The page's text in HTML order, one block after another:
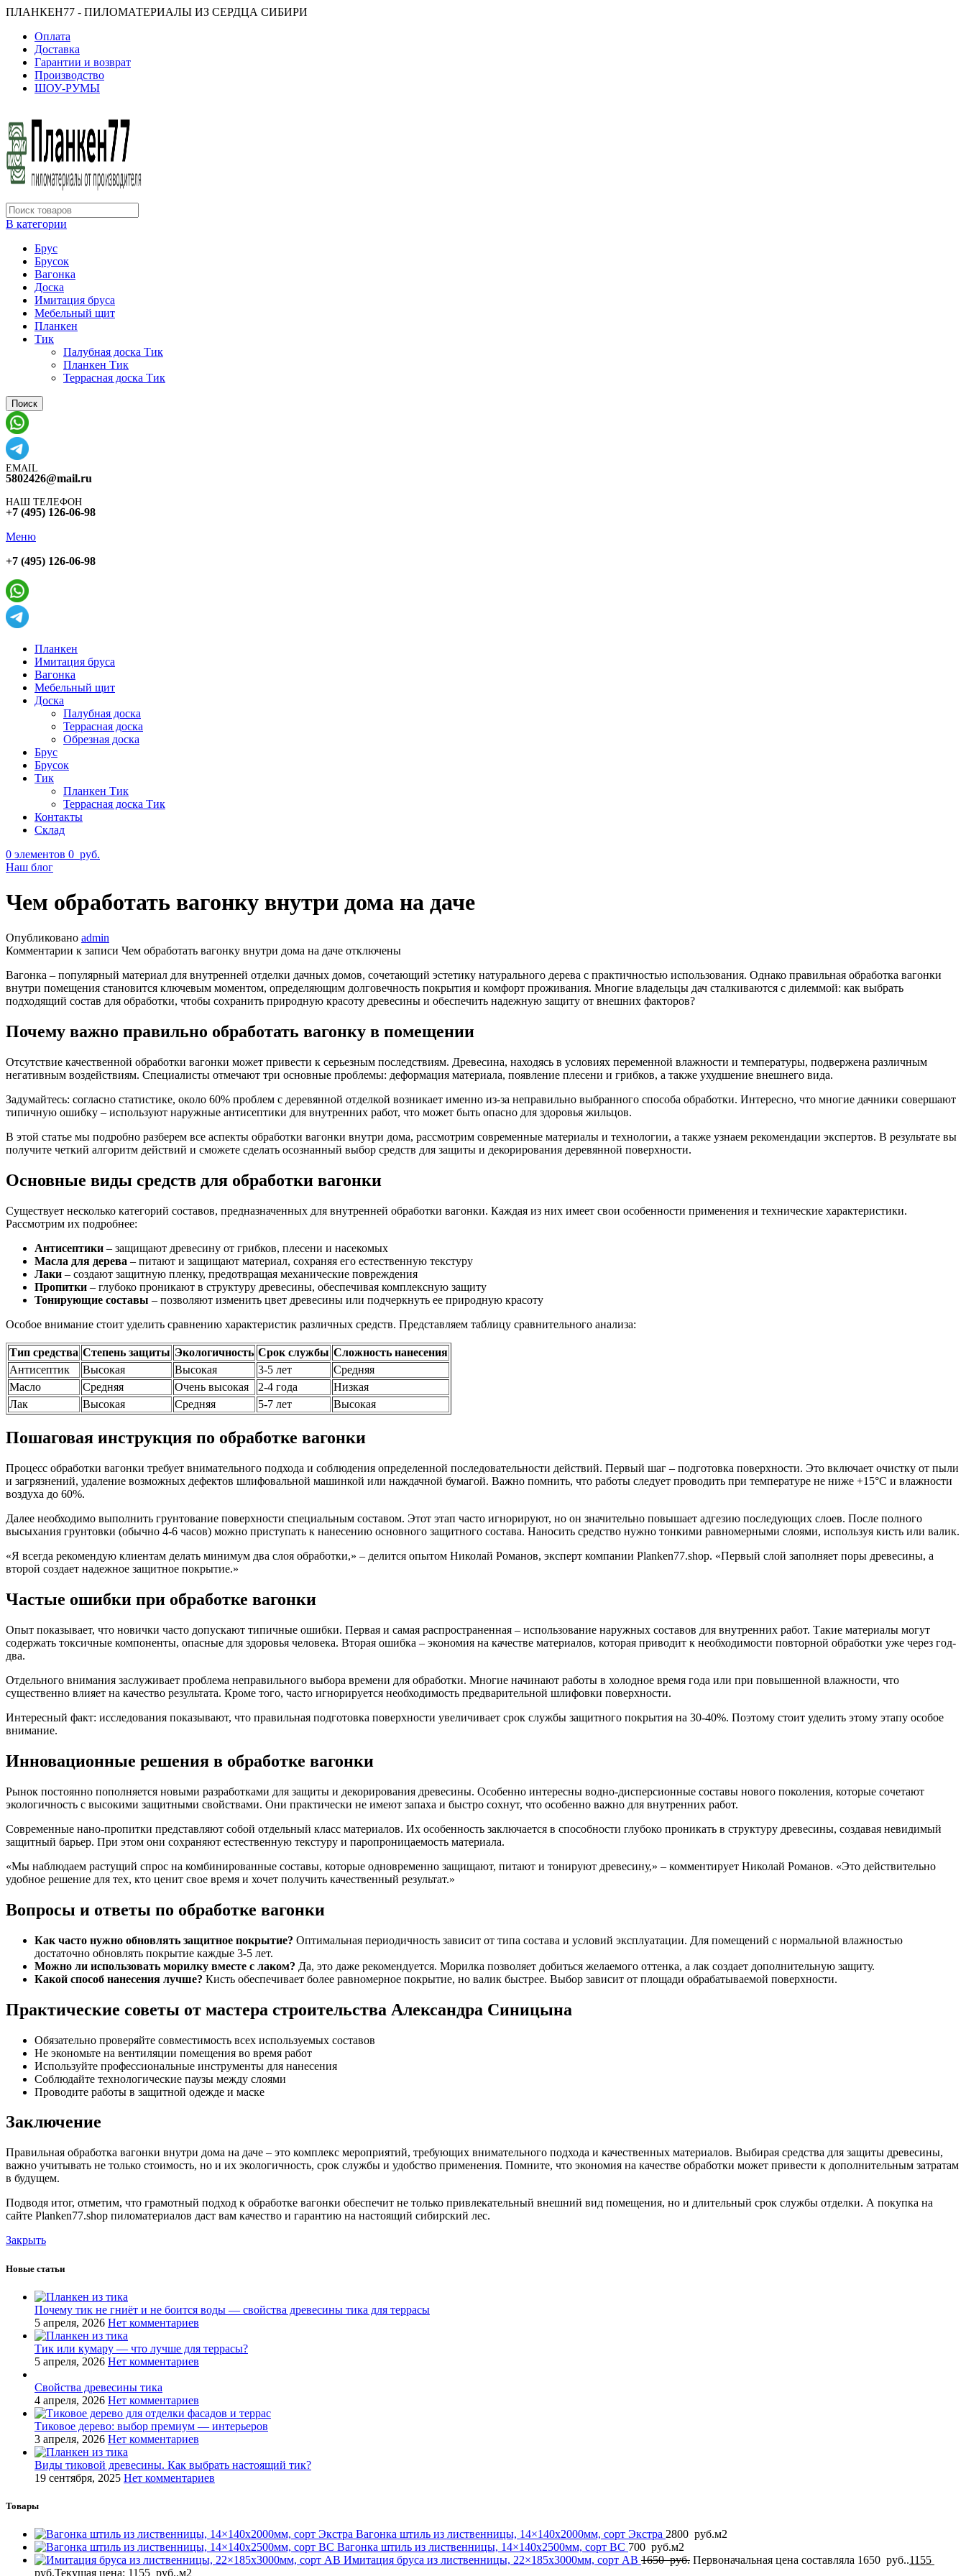
ПЛАНКЕН77 - ПИЛОМАТЕРИАЛЫ ИЗ СЕРДЦА СИБИРИ
Оплата
Доставка
Гарантии и возврат
Производство
ШОУ-РУМЫ
В категории
Брус
Брусок
Вагонка
Доска
Имитация бруса
Мебельный щит
Планкен
Тик
Палубная доска Тик
Планкен Тик
Террасная доска Тик
Поиск
EMAIL
5802426@mail.ru
НАШ ТЕЛЕФОН
+7 (495) 126-06-98
Меню
+7 (495) 126-06-98
Планкен
Имитация бруса
Вагонка
Мебельный щит
Доска
Палубная доска
Террасная доска
Обрезная доска
Брус
Брусок
Тик
Планкен Тик
Террасная доска Тик
Контакты
Склад
0 элементов 0 руб.
Наш блог
Чем обработать вагонку внутри дома на даче
Опубликовано admin
Комментарии к записи Чем обработать вагонку внутри дома на даче отключены
Вагонка – популярный материал для внутренней отделки дачных домов, сочетающий эстетику натурального дерева с практичностью использования. Однако правильная обработка вагонки
внутри помещения становится ключевым моментом, определяющим долговечность покрытия и комфорт проживания. Многие владельцы дач сталкиваются с дилеммой: как выбрать
подходящий состав для обработки, чтобы сохранить природную красоту древесины и обеспечить надежную защиту от внешних факторов?
Почему важно правильно обработать вагонку в помещении
Отсутствие качественной обработки вагонки может привести к серьезным последствиям. Древесина, находясь в условиях переменной влажности и температуры, подвержена различным
негативным воздействиям. Специалисты отмечают три основные проблемы: деформация материала, появление плесени и грибков, а также ухудшение внешнего вида.
Задумайтесь: согласно статистике, около 60% проблем с деревянной отделкой возникает именно из-за неправильно выбранного способа обработки. Интересно, что многие дачники совершают
типичную ошибку – используют наружные антисептики для внутренних работ, что может быть опасно для здоровья жильцов.
В этой статье мы подробно разберем все аспекты обработки вагонки внутри дома, рассмотрим современные материалы и технологии, а также узнаем рекомендации экспертов. В результате вы
получите четкий алгоритм действий и сможете сделать осознанный выбор средств для защиты и декорирования деревянной поверхности.
Основные виды средств для обработки вагонки
Существует несколько категорий составов, предназначенных для внутренней обработки вагонки. Каждая из них имеет свои особенности применения и технические характеристики.
Рассмотрим их подробнее:
Антисептики – защищают древесину от грибков, плесени и насекомых
Масла для дерева – питают и защищают материал, сохраняя его естественную текстуру
Лаки – создают защитную пленку, предотвращая механические повреждения
Пропитки – глубоко проникают в структуру древесины, обеспечивая комплексную защиту
Тонирующие составы – позволяют изменить цвет древесины или подчеркнуть ее природную красоту
Особое внимание стоит уделить сравнению характеристик различных средств. Представляем таблицу сравнительного анализа:
Тип средства Степень защиты Экологичность Срок службы Сложность нанесения
Антисептик
Высокая Высокая 3-5 лет
Средняя
Масло
Средняя Очень высокая 2-4 года
Низкая
Лак
Высокая Средняя 5-7 лет Высокая
Пошаговая инструкция по обработке вагонки
Процесс обработки вагонки требует внимательного подхода и соблюдения определенной последовательности действий. Первый шаг – подготовка поверхности. Это включает очистку от пыли
и загрязнений, удаление возможных дефектов шлифовальной машинкой или наждачной бумагой. Важно помнить, что работы следует проводить при температуре не ниже +15°C и влажности
воздуха до 60%.
Далее необходимо выполнить грунтование поверхности специальным составом. Этот этап часто игнорируют, но он значительно повышает адгезию последующих слоев. После полного
высыхания грунтовки (обычно 4-6 часов) можно приступать к нанесению основного защитного состава. Наносить средство нужно тонкими равномерными слоями, используя кисть или валик.
«Я всегда рекомендую клиентам делать минимум два слоя обработки,» – делится опытом Николай Романов, эксперт компании Planken77.shop. «Первый слой заполняет поры древесины, а
второй создает надежное защитное покрытие.»
Частые ошибки при обработке вагонки
Опыт показывает, что новички часто допускают типичные ошибки. Первая и самая распространенная – использование наружных составов для внутренних работ. Такие материалы могут
содержать токсичные компоненты, опасные для здоровья человека. Вторая ошибка – экономия на качестве материалов, которая приводит к необходимости повторной обработки уже через год-
два.
Отдельного внимания заслуживает проблема неправильного выбора времени для обработки. Многие начинают работы в холодное время года или при повышенной влажности, что
существенно влияет на качество результата. Кроме того, часто игнорируется необходимость предварительной шлифовки поверхности.
Интересный факт: исследования показывают, что правильная подготовка поверхности увеличивает срок службы защитного покрытия на 30-40%. Поэтому стоит уделить этому этапу особое
внимание.
Инновационные решения в обработке вагонки
Рынок постоянно пополняется новыми разработками для защиты и декорирования древесины. Особенно интересны водно-дисперсионные составы нового поколения, которые сочетают
экологичность с высокими защитными свойствами. Они практически не имеют запаха и быстро сохнут, что особенно важно для внутренних работ.
Современные нано-пропитки представляют собой отдельный класс материалов. Их особенность заключается в способности глубоко проникать в структуру древесины, создавая невидимый
защитный барьер. При этом они сохраняют естественную текстуру и паропроницаемость материала.
«Мы наблюдаем растущий спрос на комбинированные составы, которые одновременно защищают, питают и тонируют древесину,» – комментирует Николай Романов. «Это действительно
удобное решение для тех, кто ценит свое время и хочет получить качественный результат.»
Вопросы и ответы по обработке вагонки
Как часто нужно обновлять защитное покрытие? Оптимальная периодичность зависит от типа состава и условий эксплуатации. Для помещений с нормальной влажностью
достаточно обновлять покрытие каждые 3-5 лет.
Можно ли использовать морилку вместе с лаком? Да, это даже рекомендуется. Морилка позволяет добиться желаемого оттенка, а лак создает дополнительную защиту.
Какой способ нанесения лучше? Кисть обеспечивает более равномерное покрытие, но валик быстрее. Выбор зависит от площади обрабатываемой поверхности.
Практические советы от мастера строительства Александра Синицына
Обязательно проверяйте совместимость всех используемых составов
Не экономьте на вентиляции помещения во время работ
Используйте профессиональные инструменты для нанесения
Соблюдайте технологические паузы между слоями
Проводите работы в защитной одежде и маске
Заключение
Правильная обработка вагонки внутри дома на даче – это комплекс мероприятий, требующих внимательного подхода и качественных материалов. Выбирая средства для защиты древесины,
важно учитывать не только стоимость, но и их экологичность, срок службы и удобство применения. Помните, что экономия на качестве обработки может привести к дополнительным затратам
в будущем.
Подводя итог, отметим, что грамотный подход к обработке вагонки обеспечит не только привлекательный внешний вид помещения, но и длительный срок службы отделки. А покупка на
сайте Planken77.shop пиломатериалов даст вам качество и гарантию на настоящий сибирский лес.
Закрыть
Новые статьи
Почему тик не гниёт и не боится воды — свойства древесины тика для террасы
5 апреля, 2026 Нет комментариев
Тик или кумару — что лучше для террасы?
5 апреля, 2026 Нет комментариев
Свойства древесины тика
4 апреля, 2026 Нет комментариев
Тиковое дерево: выбор премиум — интерьеров
3 апреля, 2026 Нет комментариев
Виды тиковой древесины. Как выбрать настоящий тик?
19 сентября, 2025 Нет комментариев
Товары
Вагонка штиль из лиственницы, 14×140x2000мм, сорт Экстра 2800 руб.м2
Вагонка штиль из лиственницы, 14×140x2500мм, сорт BС 700 руб.м2
Имитация бруса из лиственницы, 22×185x3000мм, сорт AB 1650руб. Первоначальная цена составляла 1650 руб..1155
руб.Текущая цена: 1155 руб..м2